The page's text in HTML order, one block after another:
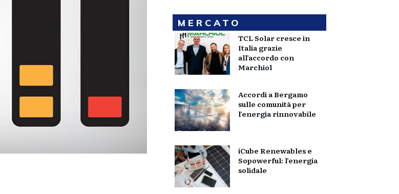
MERCATO
TCL Solar cresce in
Italia grazie
all’accordo con
Marchiol
Accordi a Bergamo
sulle comunità per
l’energia rinnovabile
iCube Renewables e
Sopowerful: l’energia
solidale